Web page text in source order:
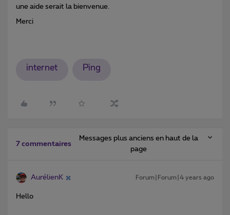
une aide serait la bienvenue.
Merci
internet Ping
7 commentaires
Messages plus anciens en haut de la
page
AurélienK Forum|Forum|4 years ago
Hello